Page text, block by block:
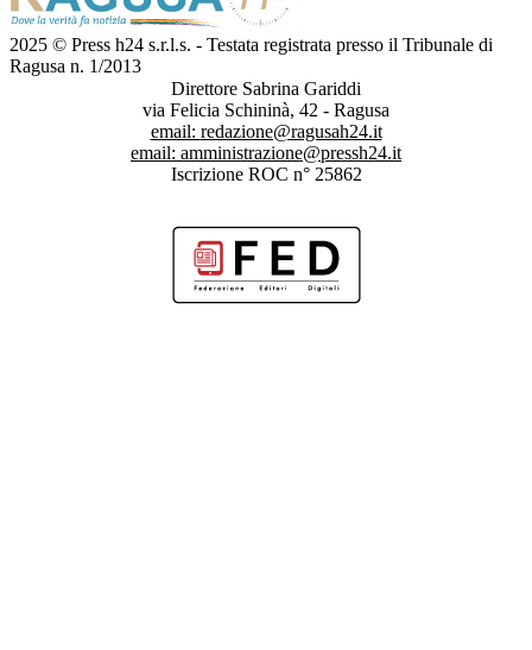
2025 © Press h24 s.r.l.s. - Testata registrata presso il Tribunale di
Ragusa n. 1/2013
Direttore Sabrina Gariddi
via Felicia Schininà, 42 - Ragusa
email: redazione@ragusah24.it
email: amministrazione@pressh24.it
Iscrizione ROC n° 25862